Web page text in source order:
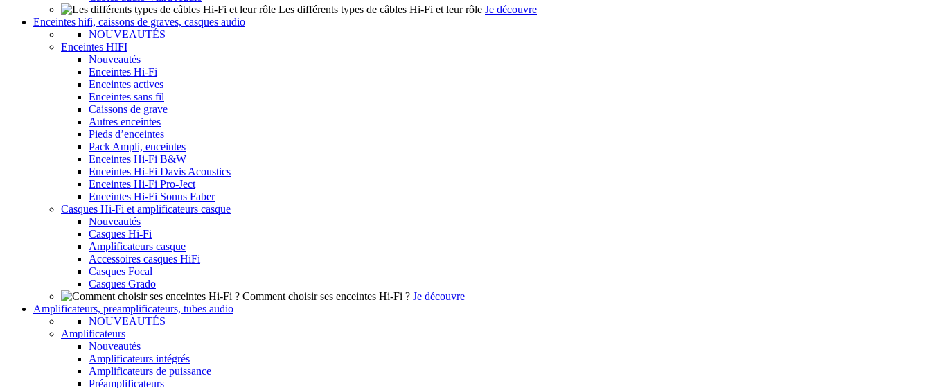
Les différents types de câbles Hi-Fi et leur rôle Je découvre
Enceintes hifi, caissons de graves, casques audio
NOUVEAUTÉS
Enceintes HIFI
Nouveautés
Enceintes Hi-Fi
Enceintes actives
Enceintes sans fil
Caissons de grave
Autres enceintes
Pieds d’enceintes
Pack Ampli, enceintes
Enceintes Hi-Fi B&W
Enceintes Hi-Fi Davis Acoustics
Enceintes Hi-Fi Pro-Ject
Enceintes Hi-Fi Sonus Faber
Casques Hi-Fi et amplificateurs casque
Nouveautés
Casques Hi-Fi
Amplificateurs casque
Accessoires casques HiFi
Casques Focal
Casques Grado
Comment choisir ses enceintes Hi-Fi ? Je découvre
Amplificateurs, preamplificateurs, tubes audio
NOUVEAUTÉS
Amplificateurs
Nouveautés
Amplificateurs intégrés
Amplificateurs de puissance
Préamplificateurs